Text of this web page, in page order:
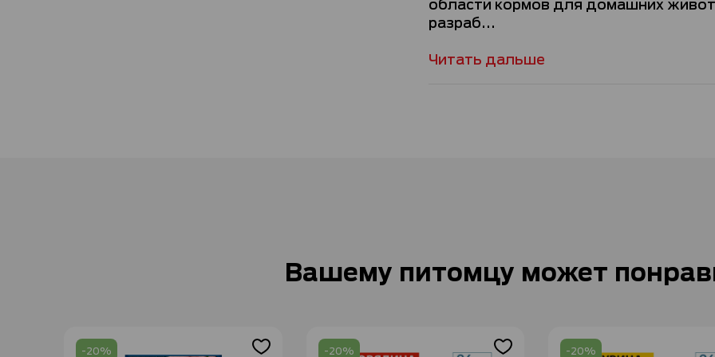
разраб...
Читать дальше
Вашему питомцу может
-20% -20% -20%